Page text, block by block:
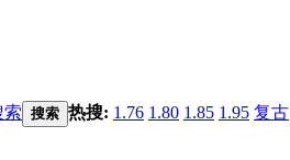
索 搜索 热搜: 1.76 1.80 1.85 1.95 复古